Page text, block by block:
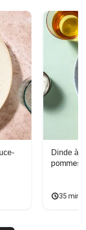
Dinde à
pommes
35